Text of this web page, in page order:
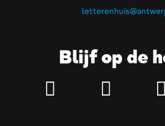
Blijf op de